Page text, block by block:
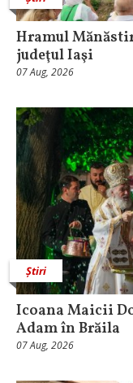
Hramul
judeţul Iaşi
07 Aug, 2026
Știri
Icoana Maicii
Adam în Brăila
07 Aug, 2026